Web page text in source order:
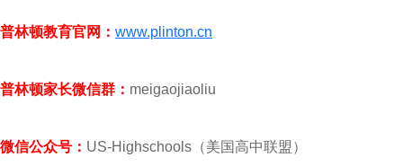
普林顿教育官网： www.plinton.cn
普林顿家长微信群： meigaojiaoliu
微信公众号： US-Highschools（美国高中联盟）